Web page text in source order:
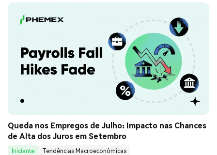
Queda nos Empregos de Julho: Impacto nas Chances
de Alta dos Juros em Setembro
Iniciante
Tendências Macroeconômicas